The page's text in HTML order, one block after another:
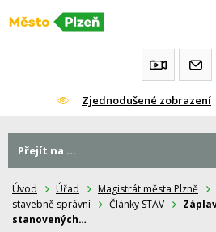
Přeskočit
Zjednodušené zobrazení
Úvod Úřad Magistrát města Plzně
stavebně správní
Články STAV
stanovených…
Přejít na ...